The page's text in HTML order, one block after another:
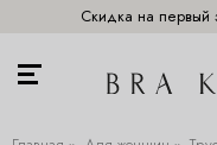
Скидка на первый